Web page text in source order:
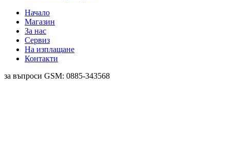
Начало
Магазин
За нас
Сервиз
На изплащане
Контакти
за въпроси GSM: 0885-343568